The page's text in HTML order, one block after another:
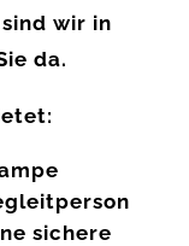
sind wir in
da.
sichere